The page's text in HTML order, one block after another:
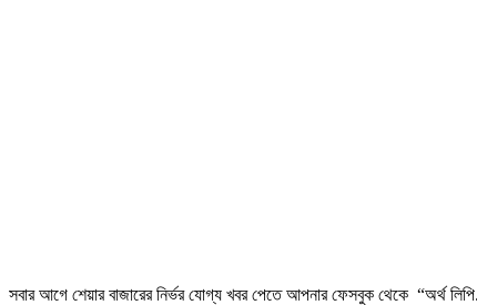
সবার আগে শেয়ার বাজারের নির্ভর যোগ্য খবর পেতে আপনার ফেসবুক থেকে “অর্থ